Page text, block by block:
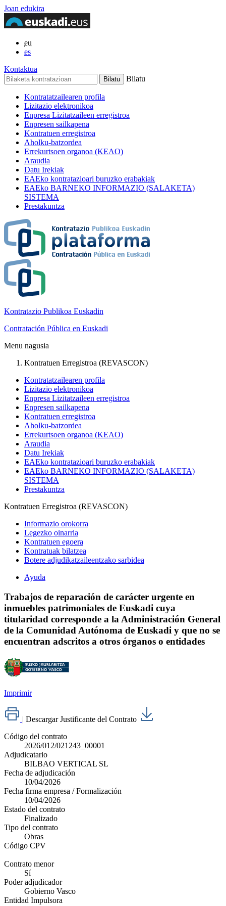
Joan edukira
eu
es
Kontaktua
Bilatu
Kontratatzailearen profila
Lizitazio elektronikoa
Enpresa Lizitatzaileen erregistroa
Enpresen sailkapena
Kontratuen erregistroa
Aholku-batzordea
Errekurtsoen organoa (KEAO)
Araudia
Datu Irekiak
EAEko kontratazioari buruzko erabakiak
EAEko BARNEKO INFORMAZIO (SALAKETA)
SISTEMA
Prestakuntza
Kontratazio Publikoa Euskadin
Contratación Pública en Euskadi
Menu nagusia
Kontratuen Erregistroa (REVASCON)
Kontratatzailearen profila
Lizitazio elektronikoa
Enpresa Lizitatzaileen erregistroa
Enpresen sailkapena
Kontratuen erregistroa
Aholku-batzordea
Errekurtsoen organoa (KEAO)
Araudia
Datu Irekiak
EAEko kontratazioari buruzko erabakiak
EAEko BARNEKO INFORMAZIO (SALAKETA)
SISTEMA
Prestakuntza
Kontratuen Erregistroa (REVASCON)
Informazio orokorra
Legezko oinarria
Kontratuen egoera
Kontratuak bilatzea
Botere adjudikatzaileentzako sarbidea
Ayuda
Trabajos de reparación de carácter urgente en
inmuebles patrimoniales de Euskadi cuya
titularidad corresponde a la Administración General
de la Comunidad Autónoma de Euskadi y que no se
encuentran adscritos a otros órganos o entidades
Imprimir
| Descargar Justificante del Contrato
Código del contrato
2026/012/021243_00001
Adjudicatario
BILBAO VERTICAL SL
Fecha de adjudicación
10/04/2026
Fecha firma empresa / Formalización
10/04/2026
Estado del contrato
Finalizado
Tipo del contrato
Obras
Código CPV
Contrato menor
Sí
Poder adjudicador
Gobierno Vasco
Entidad Impulsora